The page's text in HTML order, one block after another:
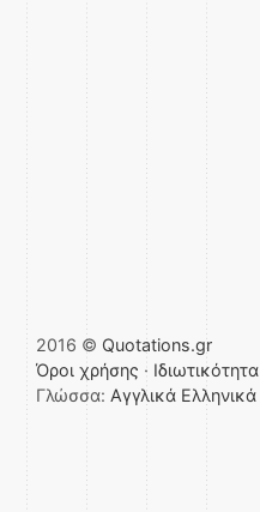
2016 © Quotations.gr
Όροι χρήσης · Ιδιωτικότητα
Γλώσσα: Αγγλικά Ελληνικά